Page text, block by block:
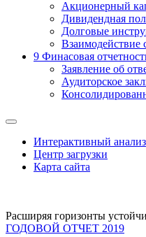
Акционерный
Дивидендная
Долговые
Взаимодействие
9 Финасовая
Заявление об
Аудиторское
Интерактивный анализ
Центр загрузки
Карта сайта
Расширяя горизонты
ГОДОВОЙ ОТЧЕТ 2019